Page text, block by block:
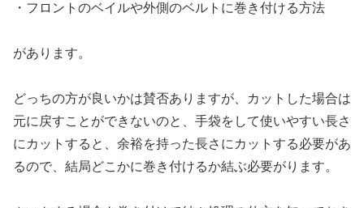
・フロントのベイルや外側のベルトに巻き付ける方法
があります。
どっちの方が良いかは賛否ありますが、カットした場合は
元に戻すことができないのと、手袋をして使いやすい長さ
にカットすると、余裕を持った長さにカットする必要があ
るので、結局どこかに巻き付けるか結ぶ必要がります。